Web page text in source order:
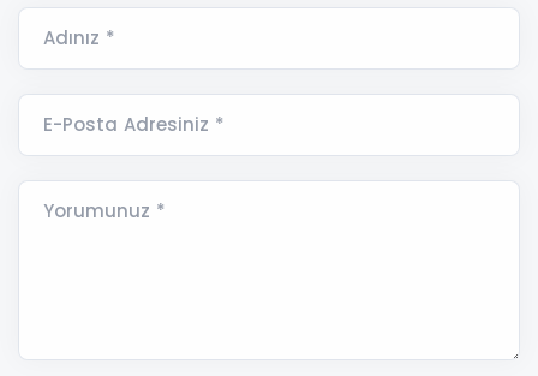
Adınız *
E-Posta Adresiniz *
Yorumunuz *